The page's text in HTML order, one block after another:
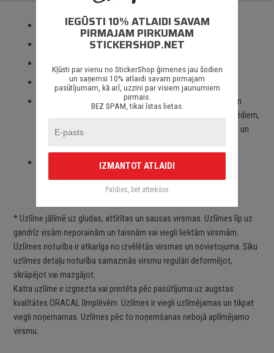
Izmantotas tikai augstas kvalitātes ORACAL līmplēves;
100% mitrumizturība;
Spēcīgs līmes slānis;
Paredzēts priekš auto stikliem, virsbūves daļām, krāsotām
virsmām, portatīvajiem/stacionārajiem datoriem, velosipēdiem,
motocikliem un motorolleriem, kā arī visām citām gludām un
Piegāde Latvijā un citviet pasaulē bez jebkādiem
ierobežojumiem.
* Uzlīme jālīmē uz gludas, attīrītas un sausas virsmas. Uzlīmes līp uz
gandrīz visām neporainām un taisnām vai viegli liektām virsmām.
Uzlīmes noturība ir atkarīga no izvēlētās virsmas un novietojuma. Sīku
uzlīmes detaļu noturība samazinās virsmu regulāri deformējot,
skrāpējot vai mazgājot.
Katra uzlīme ir izgriezta vai printēta pēc pasūtījuma uz augstas
kvalītātes ORACAL līmplēvēm. Uzlīmes ir viegli uzlīmējamas un tikpat
viegli noņemamas. Uzlīmes pēc to noņemšanas nebojā aplīmējamo
virsmu.
IEGŪSTI 10% ATLAIDI SAVAM
PIRMAJAM PIRKUMAM
STICKERSHOP.NET
Kļūsti par vienu no StickerShop ģimenes jau šodien
un saņemsi 10% atlaidi savam pirmajam
pasūtījumam, kā arī, uzzini par visiem jaunumiem
pirmais.
BEZ SPAM, tikai īstas lietas.
IZMANTOT ATLAIDI
Paldies, bet atteikšos